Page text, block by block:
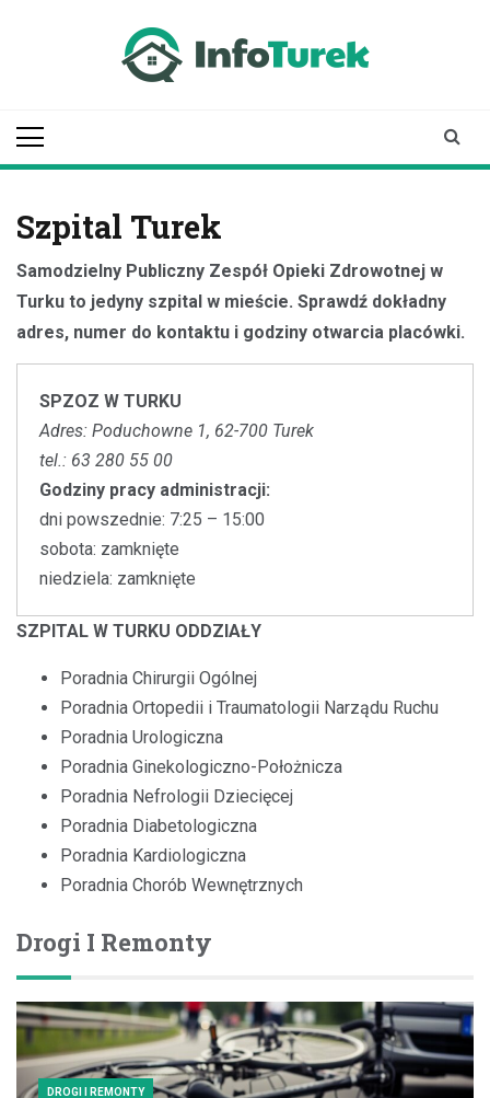
Szpital Turek
Samodzielny Publiczny Zespół Opieki Zdrowotnej w
Turku to jedyny szpital w mieście. Sprawdź dokładny
adres, numer do kontaktu i godziny otwarcia placówki.
SPZOZ W TURKU
Adres: Poduchowne 1, 62-700 Turek
tel.: 63 280 55 00
Godziny pracy administracji:
dni powszednie: 7:25 – 15:00
sobota: zamknięte
niedziela: zamknięte
SZPITAL W TURKU ODDZIAŁY
Poradnia Chirurgii Ogólnej
Poradnia Ortopedii i Traumatologii Narządu Ruchu
Poradnia Urologiczna
Poradnia Ginekologiczno-Położnicza
Poradnia Nefrologii Dziecięcej
Poradnia Diabetologiczna
Poradnia Kardiologiczna
Poradnia Chorób Wewnętrznych
Drogi I Remonty
DROGI I REMONTY